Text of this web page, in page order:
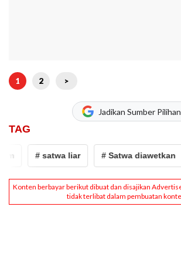
1 2 >
Jadikan Sumber Pilihan
TAG
# satwa liar # Satwa diawetkan